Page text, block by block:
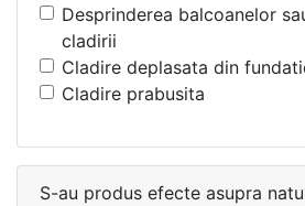
Desprinderea balcoanelor
cladirii
Cladire deplasata din
Cladire prabusita
S-au produs efecte asupra